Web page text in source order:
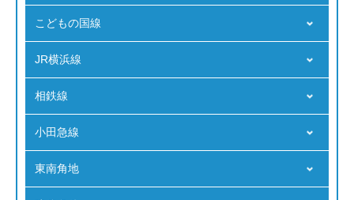
こどもの国線
JR横浜線
相鉄線
小田急線
東南角地